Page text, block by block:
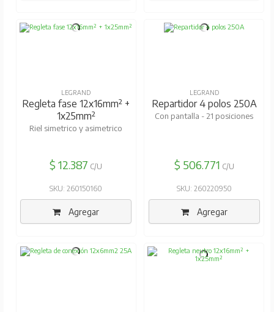
LEGRAND
Regleta fase 12x16mm² +
1x25mm²
Riel simetrico y asimetrico
$ 12.387 C/U
SKU: 260150160
Agregar
LEGRAND
Repartidor 4 polos 250A
Con pantalla - 21 posiciones
$ 506.771 C/U
SKU: 260220950
Agregar